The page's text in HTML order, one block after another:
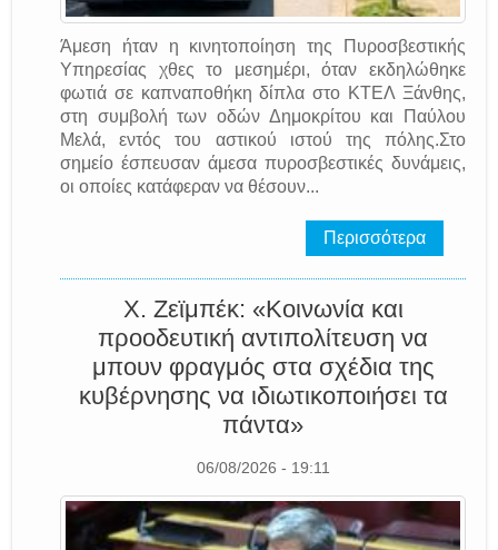
Άμεση ήταν η κινητοποίηση της Πυροσβεστικής
Υπηρεσίας χθες το μεσημέρι, όταν εκδηλώθηκε
φωτιά σε καπναποθήκη δίπλα στο ΚΤΕΛ Ξάνθης,
στη συμβολή των οδών Δημοκρίτου και Παύλου
Μελά, εντός του αστικού ιστού της πόλης.Στο
σημείο έσπευσαν άμεσα πυροσβεστικές δυνάμεις,
οι οποίες κατάφεραν να θέσουν...
Περισσότερα
Χ. Ζεϊμπέκ: «Κοινωνία και
προοδευτική αντιπολίτευση να
μπουν φραγμός στα σχέδια της
κυβέρνησης να ιδιωτικοποιήσει τα
πάντα»
06/08/2026 - 19:11